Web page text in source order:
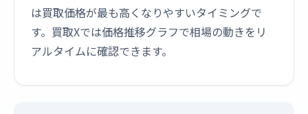
は買取価格が最も高くなりやすいタイミングで
す。買取Xでは価格推移グラフで相場の動きをリ
アルタイムに確認できます。